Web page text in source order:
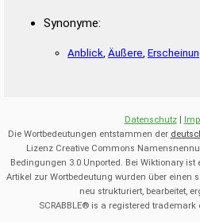
Synonyme:
Anblick Äußere
Datenschutz|
Die Wortbedeutungen entstammen der
Lizenz Creative Commons
Bedingungen 3.0 Unported. Bei Wiktionary ist
Artikel zur Wortbedeutung wurden über einen
neu strukturiert, bearbeitet,
SCRABBLE® is a registered trademark